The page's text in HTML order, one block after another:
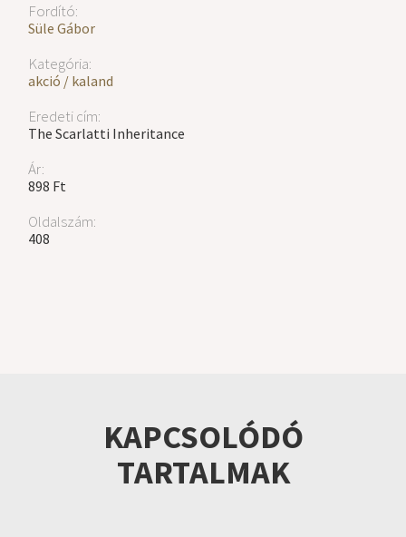
Fordító:
Süle Gábor
Kategória:
akció / kaland
Eredeti cím:
The Scarlatti Inheritance
Ár:
898 Ft
Oldalszám:
408
KAPCSOLÓDÓ
TARTALMAK